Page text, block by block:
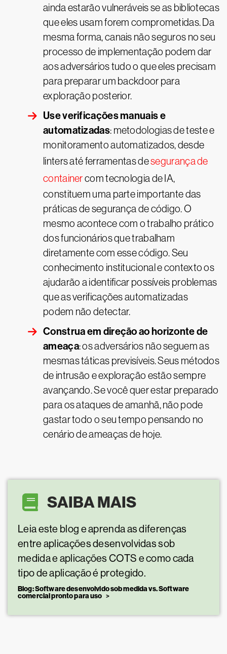
ainda estarão vulneráveis se as bibliotecas
que eles usam forem comprometidas. Da
mesma forma, canais não seguros no seu
processo de implementação podem dar
aos adversários tudo o que eles precisam
para preparar um backdoor para
exploração posterior.
Use verificações manuais e
automatizadas: metodologias de teste e
monitoramento automatizados, desde
linters até ferramentas desegurança de
containercom tecnologia de IA,
constituem uma parte importante das
práticas de segurança de código. O
mesmo acontece com o trabalho prático
dos funcionários que trabalham
diretamente com esse código. Seu
conhecimento institucional e contexto os
ajudarão a identificar possíveis problemas
que as verificações automatizadas
podem não detectar.
Construa em direção ao horizonte de
ameaça: os adversários não seguem as
mesmas táticas previsíveis. Seus métodos
de intrusão e exploração estão sempre
avançando. Se você quer estar preparado
para os ataques de amanhã, não pode
gastar todo o seu tempo pensando no
cenário de ameaças de hoje.
SAIBA MAIS
Leia este blog e aprenda as diferenças
entre aplicações desenvolvidas sob
medida e aplicações COTS e como cada
tipo de aplicação é protegido.
Blog: Software desenvolvido sob medida vs. Software
comercial pronto para uso